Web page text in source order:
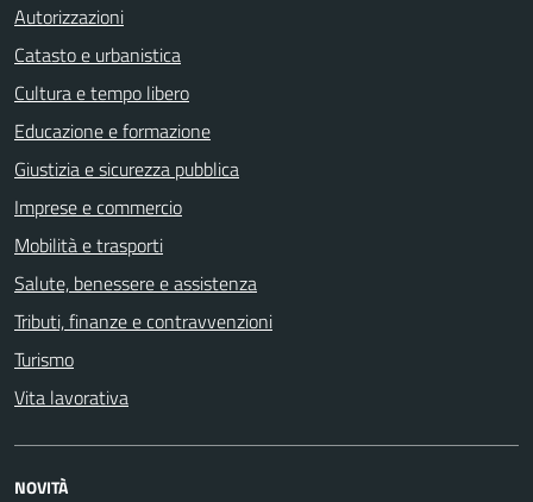
Autorizzazioni
Catasto e urbanistica
Cultura e tempo libero
Educazione e formazione
Giustizia e sicurezza pubblica
Imprese e commercio
Mobilità e trasporti
Salute, benessere e assistenza
Tributi, finanze e contravvenzioni
Turismo
Vita lavorativa
NOVITÀ